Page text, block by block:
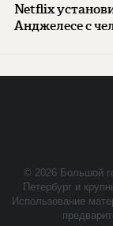
Netflix
Анджелесе с
© 2026 Большой
Петербург и
Использование